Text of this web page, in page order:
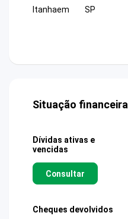
Itanhaem
SP
Situação financeira
Dívidas ativas e
vencidas
Consultar
Cheques devolvidos